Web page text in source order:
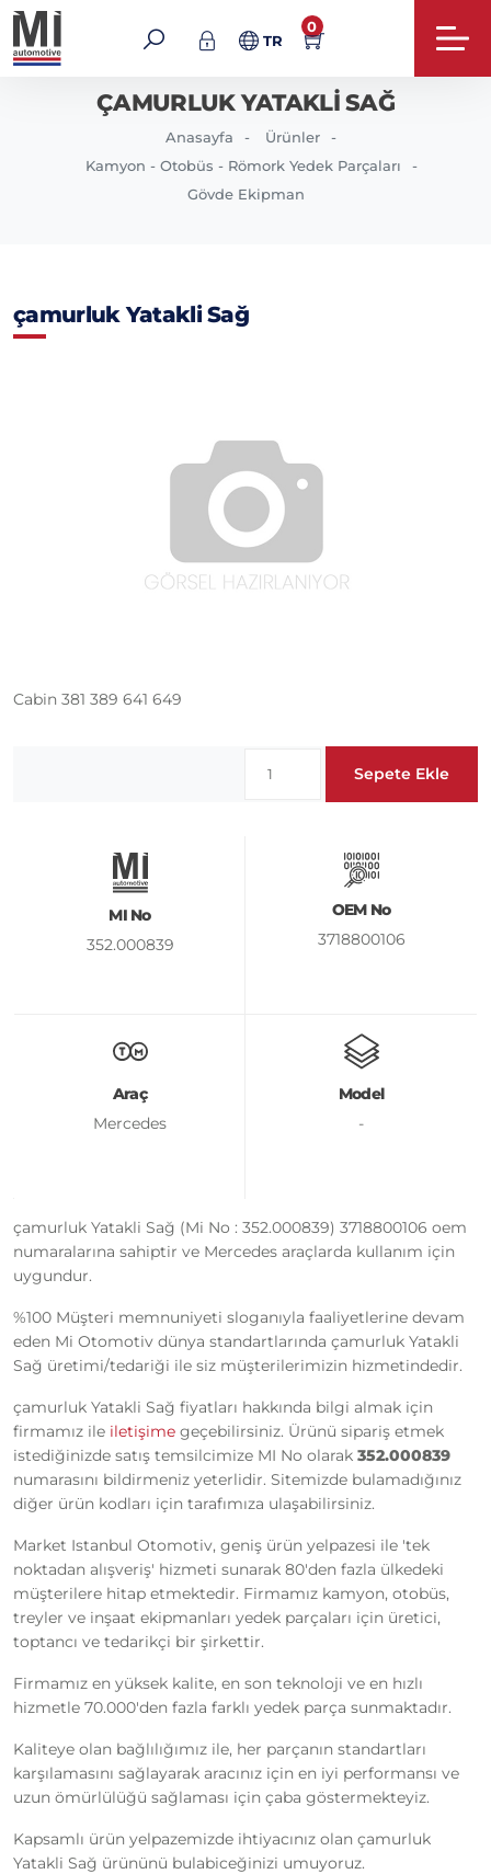
TR
0
ÇAMURLUK YATAKLI SAĞ
Anasayfa
Ürünler
Kamyon - Otobüs - Römork Yedek Parçaları
Gövde Ekipman
çamurluk Yatakli Sağ
Cabin 381 389 641 649
Sepete Ekle
MI No
352.000839
OEM No
3718800106
Araç
Mercedes
Model
-
çamurluk Yatakli Sağ (Mi No : 352.000839) 3718800106 oem
numaralarına sahiptir ve Mercedes araçlarda kullanım için
uygundur.
%100 Müşteri memnuniyeti sloganıyla faaliyetlerine devam
eden Mi Otomotiv dünya standartlarında çamurluk Yatakli
Sağ üretimi/tedariği ile siz müşterilerimizin hizmetindedir.
çamurluk Yatakli Sağ fiyatları hakkında bilgi almak için
firmamız ile iletişime geçebilirsiniz. Ürünü sipariş etmek
istediğinizde satış temsilcimize MI No olarak 352.000839
numarasını bildirmeniz yeterlidir. Sitemizde bulamadığınız
diğer ürün kodları için tarafımıza ulaşabilirsiniz.
Market Istanbul Otomotiv, geniş ürün yelpazesi ile 'tek
noktadan alışveriş' hizmeti sunarak 80'den fazla ülkedeki
müşterilere hitap etmektedir. Firmamız kamyon, otobüs,
treyler ve inşaat ekipmanları yedek parçaları için üretici,
toptancı ve tedarikçi bir şirkettir.
Firmamız en yüksek kalite, en son teknoloji ve en hızlı
hizmetle 70.000'den fazla farklı yedek parça sunmaktadır.
Kaliteye olan bağlılığımız ile, her parçanın standartları
karşılamasını sağlayarak aracınız için en iyi performansı ve
uzun ömürlülüğü sağlaması için çaba göstermekteyiz.
Kapsamlı ürün yelpazemizde ihtiyacınız olan çamurluk
Yatakli Sağ ürününü bulabiceğinizi umuyoruz.